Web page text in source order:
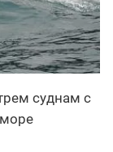
суднам с